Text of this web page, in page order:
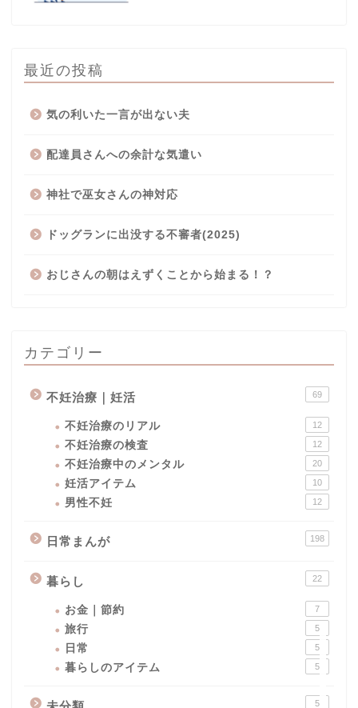
最近の投稿
気の利いた一言が出ない夫
配達員さんへの余計な気遣い
神社で巫女さんの神対応
ドッグランに出没する不審者(2025)
おじさんの朝はえずくことから始まる！？
カテゴリー
不妊治療｜妊活 69
不妊治療のリアル 12
不妊治療の検査 12
不妊治療中のメンタル 20
妊活アイテム 10
男性不妊 12
日常まんが 198
暮らし 22
お金｜節約 7
旅行 5
日常 5
暮らしのアイテム 5
5